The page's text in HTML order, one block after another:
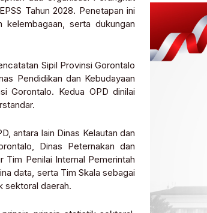
Tahun 2028. Penetapan ini
serta dukungan
Sipil Provinsi Gorontalo
Pendidikan dan Kebudayaan
Gorontalo. Kedua OPD dinilai
antara lain Dinas Kelautan dan
Dinas Peternakan dan
Tim Penilai Internal Pemerintah
data, serta Tim Skala sebagai
sektoral daerah.